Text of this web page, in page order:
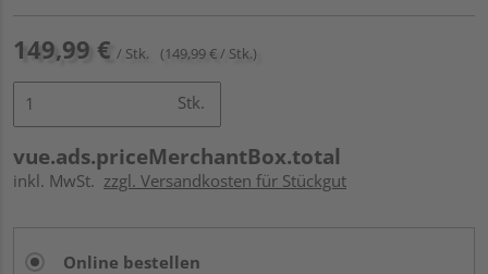
149,99 € / Stk. (149,99 € / Stk.)
Stk.
vue.ads.priceMerchantBox.total
inkl. MwSt. zzgl. Versandkosten für Stückgut
Online bestellen